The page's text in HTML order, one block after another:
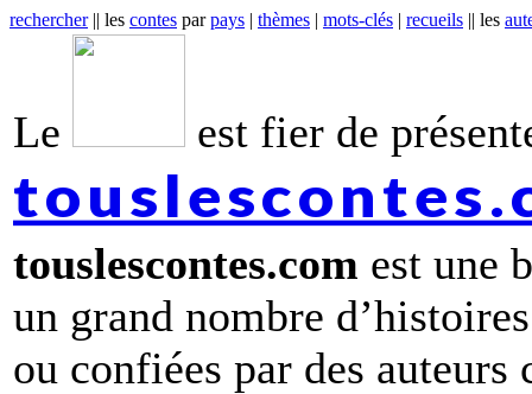
rechercher|| les contes parpays | thèmes | mots-clés | recueils || les
Le est fier de
touslescontes.com est une
un grand nombre
ou confiées par des